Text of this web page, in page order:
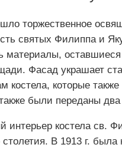
торжественное
святых Филиппа и
материалы,
Фасад украшает
костела, которые
были переданы два
интерьер костела св.
столетия. В 1913 г.